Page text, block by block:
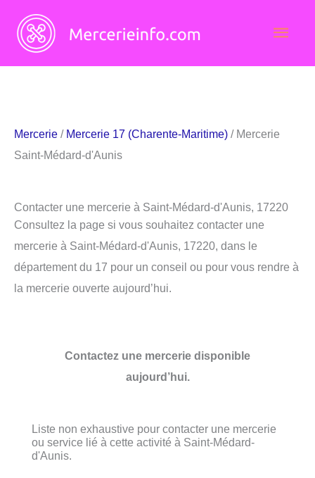
contenu
Mercerie / Mercerie 17 (Charente-Maritime) / Mercerie
Saint-Médard-d'Aunis
Contacter une mercerie à Saint-Médard-d'Aunis, 17220
Consultez la page si vous souhaitez contacter une
mercerie à Saint-Médard-d'Aunis, 17220, dans le
département du 17 pour un conseil ou pour vous rendre à
la mercerie ouverte aujourd’hui.
Contactez une mercerie disponible
aujourd’hui.
Liste non exhaustive pour contacter une mercerie
ou service lié à cette activité à Saint-Médard-
d'Aunis.